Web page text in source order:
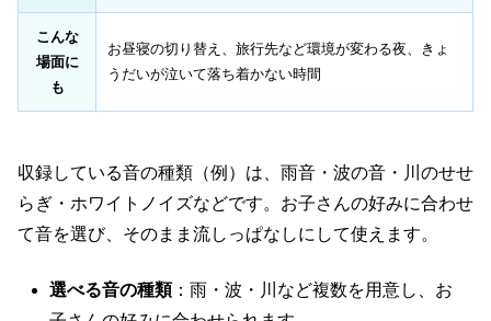
こんな
場面に
も
お昼寝の切り替え、旅行先など環境が変わる夜、きょ
うだいが泣いて落ち着かない時間
収録している音の種類（例）は、雨音・波の音・川のせせ
らぎ・ホワイトノイズなどです。お子さんの好みに合わせ
て音を選び、そのまま流しっぱなしにして使えます。
選べる音の種類：雨・波・川など複数を用意し、お